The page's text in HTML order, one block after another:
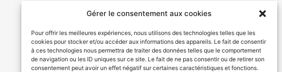
Gérer le consentement aux cookies
Pour offrir les meilleures expériences, nous utilisons des technologies telles que les
cookies pour stocker et/ou accéder aux informations des appareils. Le fait de consentir
à ces technologies nous permettra de traiter des données telles que le comportement
de navigation ou les ID uniques sur ce site. Le fait de ne pas consentir ou de retirer son
consentement peut avoir un effet négatif sur certaines caractéristiques et fonctions.
SUIVANT
Nuit du Volley Ball à Calais